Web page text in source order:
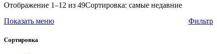
Отображение 1–12 из 49Сортировка: самые недавние
Показать меню
Фильтр
Сортировка